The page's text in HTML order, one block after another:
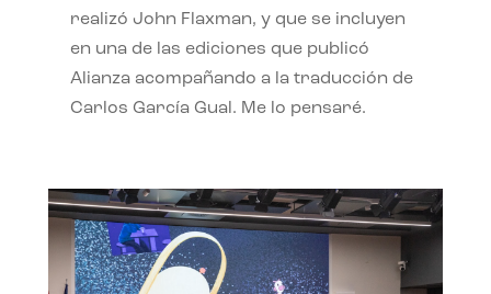
realizó John Flaxman, y que se incluyen
en una de las ediciones que publicó
Alianza acompañando a la traducción de
Carlos García Gual. Me lo pensaré.